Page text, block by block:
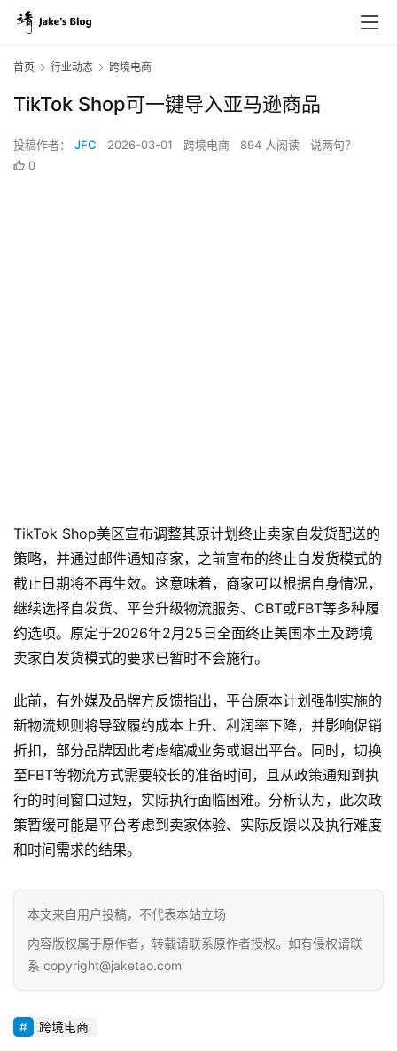
原
创
专
首页 行业动态 跨境电商
TikTok Shop可一键导入亚马逊商品
投稿作者： JFC 2026-03-01 跨境电商 894 人阅读
说两句？
0
TikTok Shop美区宣布调整其原计划终止卖家自发货配送的
策略，并通过邮件通知商家，之前宣布的终止自发货模式的
截止日期将不再生效。这意味着，商家可以根据自身情况，
继续选择自发货、平台升级物流服务、CBT或FBT等多种履
约选项。原定于2026年2月25日全面终止美国本土及跨境
卖家自发货模式的要求已暂时不会施行。
此前，有外媒及品牌方反馈指出，平台原本计划强制实施的
新物流规则将导致履约成本上升、利润率下降，并影响促销
折扣，部分品牌因此考虑缩减业务或退出平台。同时，切换
至FBT等物流方式需要较长的准备时间，且从政策通知到执
行的时间窗口过短，实际执行面临困难。分析认为，此次政
策暂缓可能是平台考虑到卖家体验、实际反馈以及执行难度
和时间需求的结果。
本文来自用户投稿，不代表本站立场
内容版权属于原作者，转载请联系原作者授权。如有侵权请联
系 copyright@jaketao.com
跨境电商